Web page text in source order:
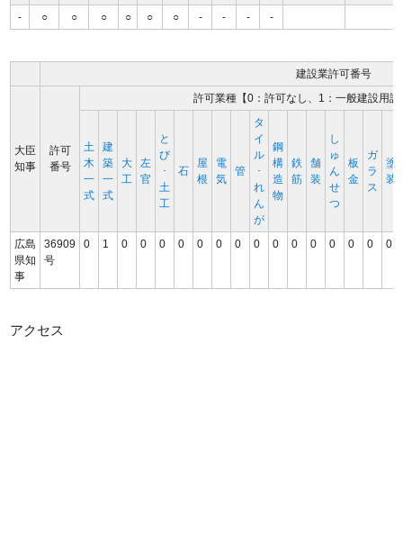
- ○ ○ ○ ○ ○ ○ - - - -
建設業許可番号
大臣
知事
許可
番号
許可業種【0：許可なし、1：一般建設用
土
木
一
式
建
築
一
式
大
工
左
官
と
び
･
土
工
石
屋
根
電
気
管
タ
イ
ル
･
れ
ん
が
鋼
構
造
物
鉄
筋
舗
装
し
ゅ
ん
せ
つ
板
金
ガ
ラ
ス
塗
装
広島
県知
事
36909
号
0 1 0 0 0 0 0 0 0 0 0 0 0 0 0 0 0
アクセス